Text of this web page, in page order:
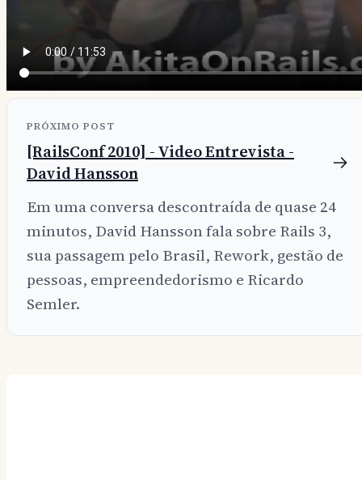
PRÓXIMO POST
[RailsConf 2010] - Video Entrevista -
David Hansson
Em uma conversa descontraída de quase 24
minutos, David Hansson fala sobre Rails 3,
sua passagem pelo Brasil, Rework, gestão de
pessoas, empreendedorismo e Ricardo
Semler.